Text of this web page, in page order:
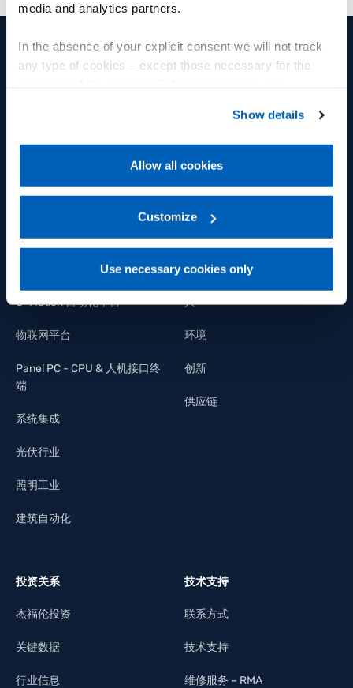
media and analytics partners.
In the absence of your explicit consent we will not track
any type of cookies – except those necessary for the
Gefran - Cookie
policy.
regarding processing of personal data, at the following
Gefran - Privacy Policy.
Show details
Allow all cookies
Customize
Use necessary cookies only
产品和解决方案
控制器和指示器
G-Mation 自动化平台
物联网平台
Panel PC - CPU & 人机接口终
端
系统集成
光伏行业
照明工业
建筑自动化
集团
Fly人才学院
工作机会
我们的承诺
人
环境
创新
供应链
投资关系
杰福伦投资
关键数据
行业信息
技术支持
联系方式
技术支持
维修服务 – RMA